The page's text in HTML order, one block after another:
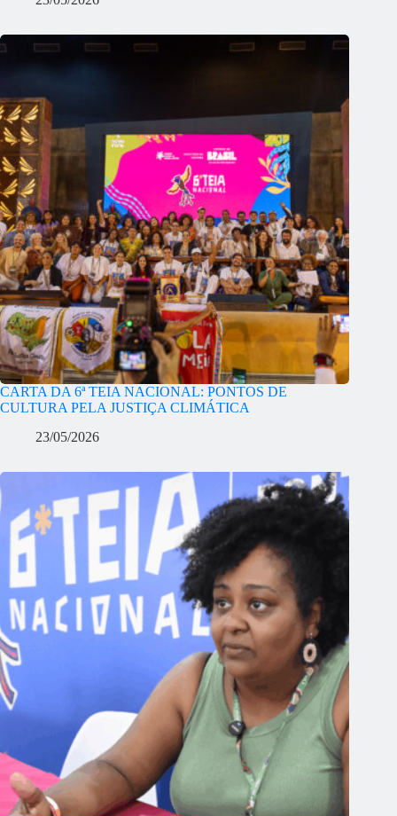
CARTA DA 6ª TEIA NACIONAL: PONTOS DE
CULTURA PELA JUSTIÇA CLIMÁTICA
23/05/2026